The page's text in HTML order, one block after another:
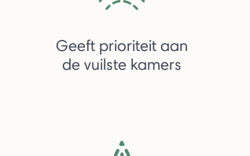
Geeft prioriteit aan
de vuilste kamers